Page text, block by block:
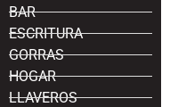
BAR
ESCRITURA
GORRAS
HOGAR
LLAVEROS